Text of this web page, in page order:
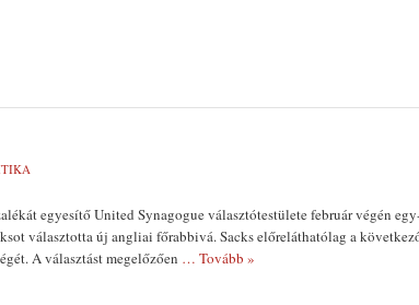
egyesítő United Synagogue választótestülete február végén
választotta új angliai főrab­bivá. Sacks előreláthatólag a
A választást megelőzően … Tovább »